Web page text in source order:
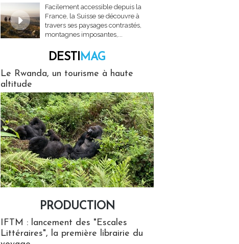
Facilement accessible depuis la
France, la Suisse se découvre à
travers ses paysages contrastés,
montagnes imposantes,...
DESTIMAG
Le Rwanda, un tourisme à haute
altitude
PRODUCTION
IFTM : lancement des "Escales
Littéraires", la première librairie du